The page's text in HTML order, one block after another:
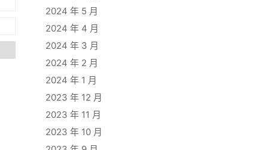
2024 年 5 月
2024 年 4 月
2024 年 3 月
2024 年 2 月
2024 年 1 月
2023 年 12 月
2023 年 11 月
2023 年 10 月